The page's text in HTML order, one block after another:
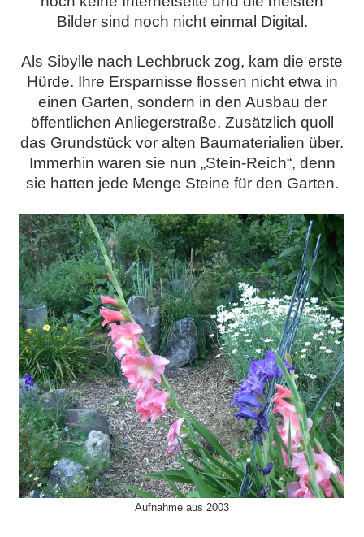
Bilder sind noch nicht einmal Digital.
Als Sibylle nach Lechbruck zog, kam die erste
Hürde. Ihre Ersparnisse flossen nicht etwa in
einen Garten, sondern in den Ausbau der
öffentlichen Anliegerstraße. Zusätzlich quoll
das Grundstück vor alten Baumaterialien über.
Immerhin waren sie nun „Stein-Reich“, denn
sie hatten jede Menge Steine für den Garten.
Aufnahme aus 2003